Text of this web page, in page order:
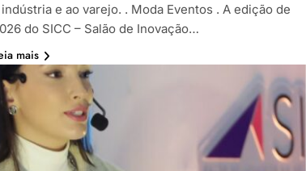
e ao varejo. . Moda Eventos . A edição de
do SICC – Salão de Inovação…
mais